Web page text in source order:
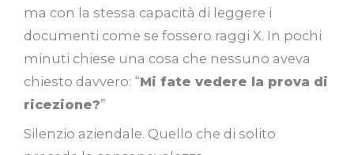
ma con la stessa capacità di leggere i
documenti come se fossero raggi X. In pochi
minuti chiese una cosa che nessuno aveva
chiesto davvero: “Mi fate vedere la prova di
ricezione?”
Silenzio aziendale. Quello che di solito